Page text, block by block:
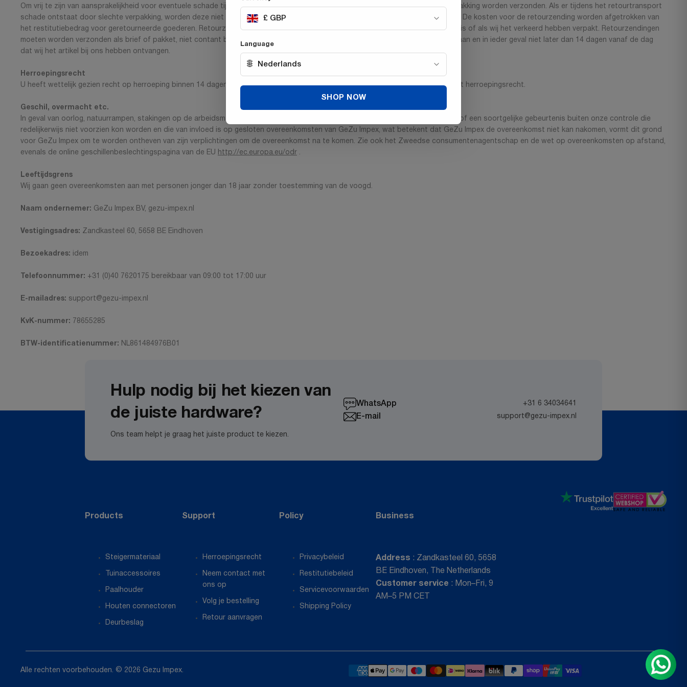
Om vrij te zijn van aansprakelijkheid voor eventuele schade tijdens het retourtransport, moet de retourzending in de originele verpakking worden verzonden. Als er tijdens het retourtransport
schade ontstaat door slechte verpakking, worden deze niet terugbetaald. De retourzending wordt altijd door u als koper betaald. De kosten voor de retourzending worden afgetrokken van
het restitutiebedrag voor geretourneerde goederen. Retourzendingen zijn voor uw eigen rekening, behalve als het product defect is of als wij het verkeerd hebben verpakt. Retourzendingen
moeten worden verzonden als brief of pakket, niet contant bij aflevering. De terugbetaling wordt zonder onnodige vertraging gedaan en in ieder geval niet later dan 14 dagen vanaf de dag
dat wij het artikel bij ons hebben ontvangen.
Herroepingsrecht
U heeft wettelijk gezien recht op herroeping binnen 14 dagen (herroepingstermijn), zie hiervoor de aparte voorwaarden omtrent het herroepingsrecht.
Geschil, overmacht etc.
In geval van oorlog, natuurrampen, stakingen op de arbeidsmarkt, een besluit van de overheid, niet-levering door onderaannemers of een soortgelijke gebeurtenis buiten onze controle die
redelijkerwijs niet voorzien kon worden en die van invloed is op gesloten overeenkomsten van GeZu Impex, wat betekent dat GeZu Impex de overeenkomst niet kan nakomen, vormt dit grond
voor GeZu Impex om te worden ontheven van zijn verplichtingen om de overeenkomst na te komen. Zie ook het Zweedse consumentenagentschap en de wet op overeenkomsten op afstand,
evenals de online geschillenbeslechtingspagina van de EU http://ec.europa.eu/odr .
Leeftijdsgrens
Wij gaan geen overeenkomsten aan met personen jonger dan 18 jaar zonder toestemming van de voogd.
Naam ondernemer: GeZu Impex BV, gezu-impex.nl
Vestigingsadres: Zandkasteel 60, 5658 BE Eindhoven
Bezoekadres: idem
Telefoonnummer: +31 (0)40 7620175 bereikbaar van 09:00 tot 17:00 uur
E-mailadres: support@gezu-impex.nl
KvK-nummer: 78655285
BTW-identificatienummer: NL861484976B01
Hulp nodig bij het kiezen van
de juiste hardware?
Ons team helpt je graag het juiste product te kiezen.
WhatsApp +31 6 34034641
E-mail support@gezu-impex.nl
Products
Steigermateriaal
Tuinaccessoires
Paalhouder
Houten connectoren
Deurbeslag
Support
Herroepingsrecht
Neem contact met
ons op
Volg je bestelling
Retour aanvragen
Policy
Privacybeleid
Restitutiebeleid
Servicevoorwaarden
Shipping Policy
Business
Address : Zandkasteel 60, 5658
BE Eindhoven, The Netherlands
Customer service : Mon–Fri, 9
AM–5 PM CET
Alle rechten voorbehouden. © 2026 Gezu Impex.
£ GBP
Language
🌐 Nederlands
SHOP NOW